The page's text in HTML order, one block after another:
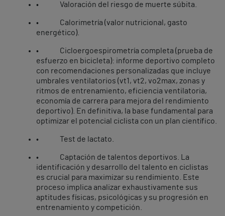
• Valoración del riesgo de muerte súbita.
• Calorimetría (valor nutricional, gasto
energético).
• Cicloergoespirometría completa (prueba de
esfuerzo en bicicleta): informe deportivo completo
con recomendaciones personalizadas que incluye
umbrales ventilatorios (vt1, vt2, vo2max, zonas y
ritmos de entrenamiento, eficiencia ventilatoria,
economía de carrera para mejora del rendimiento
deportivo). En definitiva, la base fundamental para
optimizar el potencial ciclista con un plan científico.
• Test de lactato.
• Captación de talentos deportivos. La
identificación y desarrollo del talento en ciclistas
es crucial para maximizar su rendimiento. Este
proceso implica analizar exhaustivamente sus
aptitudes físicas, psicológicas y su progresión en
entrenamiento y competición.